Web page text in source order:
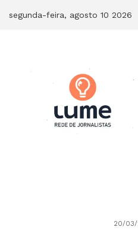
segunda-feira, agosto 10 2026
20/03/